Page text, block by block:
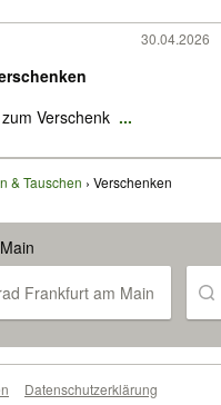
30.04.2026
Verschenk ...
& Tauschen Verschenken
Frankfurt am Main
Datenschutzerklärung